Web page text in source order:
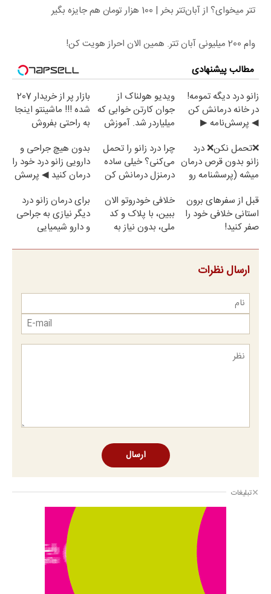
تتر میخوای؟ از آبان‌تتر بخر | 100 هزار تومان هم جایزه بگیر
وام 200 میلیونی آبان تتر. همین الان احراز هویت کن!
مطالب پیشنهادی
زانو درد دیگه تمومه!
در خانه درمانش کن
◀ پرسش‌نامه ▶
ویدیو هولناک از
جوان کارتن خوابی که
میلیاردر شد. آموزش
بازار پر از خریدار 207
شده !!! ماشینتو اینجا
به راحتی بفروش
❌تحمل نکن❌ درد
زانو بدون قرص درمان
میشه (پرسشنامه رو
چرا درد زانو را تحمل
می‌کنی؟ خیلی ساده
درمنزل درمانش کن
بدون هیچ جراحی و
دارویی زانو درد خود را
درمان کنید ◀ پرسش
قبل از سفرهای برون
استانی خلافی خود را
صفر کنید!
خلافی خودروتو الان
ببین، با پلاک و کد
ملی، بدون نیاز به
برای درمان زانو درد
دیگر نیازی به جراحی
و دارو شیمیایی
ارسال نظرات
ارسال
تبلیغات